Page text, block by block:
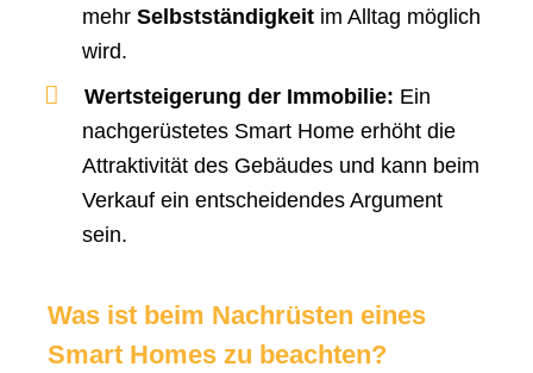
mehr Selbstständigkeit im Alltag möglich
wird.
Wertsteigerung der Immobilie: Ein
nachgerüstetes Smart Home erhöht die
Attraktivität des Gebäudes und kann beim
Verkauf ein entscheidendes Argument
sein.
Was ist beim Nachrüsten eines
Smart Homes zu beachten?